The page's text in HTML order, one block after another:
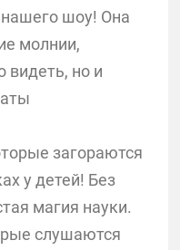
шоу! Она
молнии,
видеть, но и
загораются
у детей! Без
магия науки.
слушаются